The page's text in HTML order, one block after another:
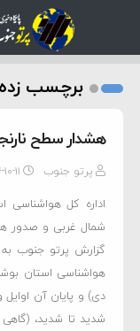
برچسب
هشدار سطح
پرتو جنوب
اداره کل هواشناسی
شمال غربی و صدور
گزارش پرتو جنوب به